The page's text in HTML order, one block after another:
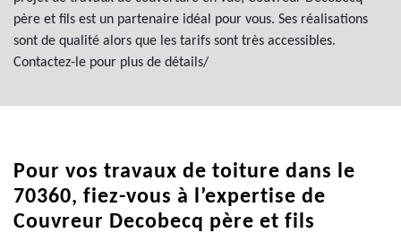
père et fils est un partenaire idéal pour vous. Ses réalisations
sont de qualité alors que les tarifs sont très accessibles.
Contactez-le pour plus de détails/
Pour vos travaux de toiture dans le
70360, fiez-vous à l’expertise de
Couvreur Decobecq père et fils